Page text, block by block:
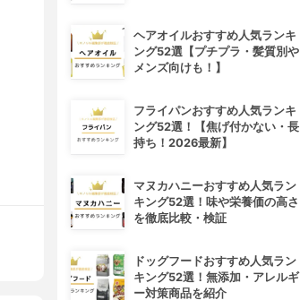
ヘアオイルおすすめ人気ランキ
ング52選【プチプラ・髪質別や
メンズ向けも！】
フライパンおすすめ人気ランキ
ング52選！【焦げ付かない・長
持ち！2026最新】
マヌカハニーおすすめ人気ラン
キング52選！味や栄養価の高さ
を徹底比較・検証
ドッグフードおすすめ人気ラン
キング52選！無添加・アレルギ
ー対策商品を紹介